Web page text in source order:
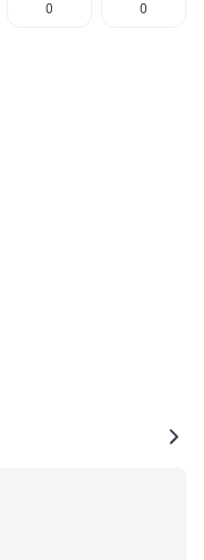
0 0